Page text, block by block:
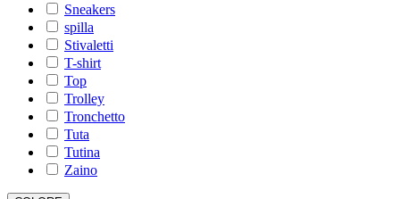
Sneakers
spilla
Stivaletti
T-shirt
Top
Trolley
Tronchetto
Tuta
Tutina
Zaino